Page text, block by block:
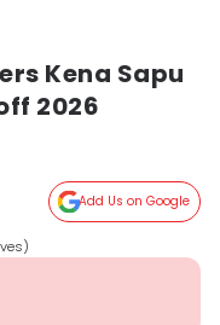
Kena Sapu
2026
Add Us on Google